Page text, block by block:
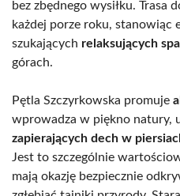
bez zbędnego wysiłku. Trasa
każdej porze roku, stanowiąc
szukających relaksujących
górach.
Pętla Szczyrkowska promuje
wprowadza w piękno natury,
zapierających dech w
Jest to szczególnie
mają okazję bezpiecznie